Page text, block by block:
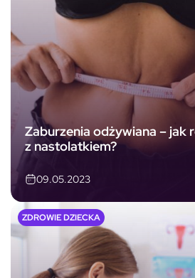
Zaburzenia odżywiana – jak
z nastolatkiem?
09.05.2023
ZDROWIE DZIECKA